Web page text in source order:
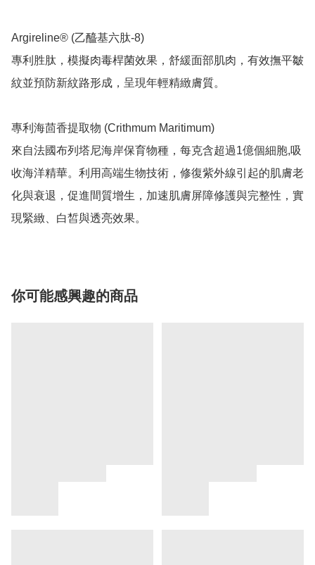
Argireline® (乙醯基六肽-8)
專利胜肽，模擬肉毒桿菌效果，舒緩面部肌肉，有效撫平皺
紋並預防新紋路形成，呈現年輕精緻膚質。
專利海茴香提取物 (Crithmum Maritimum)
來自法國布列塔尼海岸保育物種，每克含超過1億個細胞,吸
收海洋精華。利用高端生物技術，修復紫外線引起的肌膚老
化與衰退，促進間質增生，加速肌膚屏障修護與完整性，實
現緊緻、白皙與透亮效果。
你可能感興趣的商品